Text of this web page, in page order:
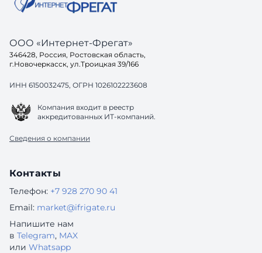
ООО «Интернет-Фрегат»
346428, Россия, Ростовская область,
г.Новочеркасск, ул.Троицкая 39/166
ИНН 6150032475, ОГРН 1026102223608
Компания входит в реестр
аккредитованных ИТ-компаний.
Сведения о компании
Контакты
Телефон: +7 928 270 90 41
Email: market@ifrigate.ru
Напишите нам
в Telegram, MAX
или Whatsapp